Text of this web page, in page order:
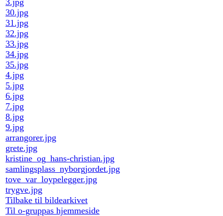
3.jpg
30.jpg
31.jpg
32.jpg
33.jpg
34.jpg
35.jpg
4.jpg
5.jpg
6.jpg
7.jpg
8.jpg
9.jpg
arrangorer.jpg
grete.jpg
kristine_og_hans-christian.jpg
samlingsplass_nyborgjordet.jpg
tove_var_loypelegger.jpg
trygve.jpg
Tilbake til bildearkivet
Til o-gruppas hjemmeside